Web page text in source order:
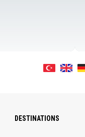
DESTINATIONS